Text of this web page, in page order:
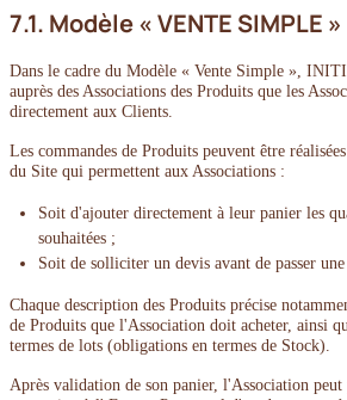
7.1. Modèle « VENTE SIMPLE »
Dans le cadre du Modèle « Vente Simple »,
auprès des Associations des Produits que les
directement aux Clients.
Les commandes de Produits peuvent être
du Site qui permettent aux Associations :
Soit d'ajouter directement à leur panier les
souhaitées ;
Soit de solliciter un devis avant de passer une
Chaque description des Produits précise
de Produits que l'Association doit acheter, ainsi
termes de lots (obligations en termes de Stock).
Après validation de son panier, l'Association peut